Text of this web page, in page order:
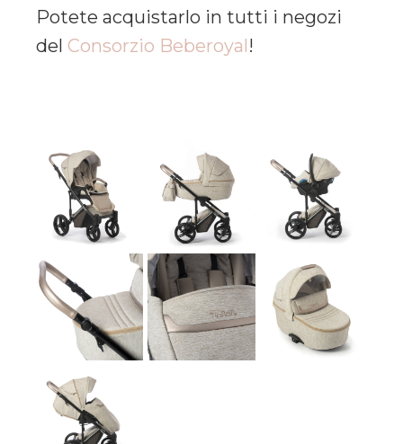
Potete acquistarlo in tutti i negozi
del Consorzio Beberoyal!